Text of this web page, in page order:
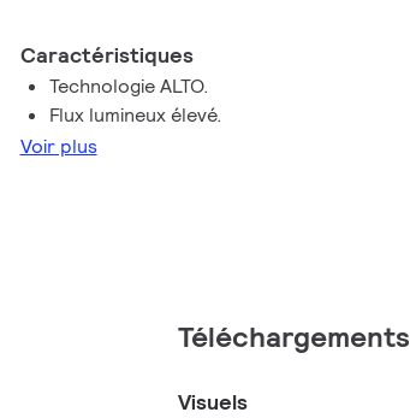
Caractéristiques
Technologie ALTO.
Flux lumineux élevé.
Voir plus
Téléchargements
Visuels